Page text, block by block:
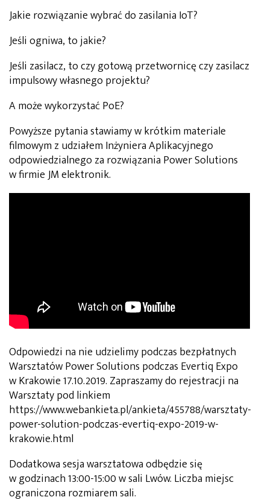
Jakie rozwiązanie wybrać do zasilania IoT?
Jeśli ogniwa, to jakie?
Jeśli zasilacz, to czy gotową przetwornicę czy zasilacz
impulsowy własnego projektu?
A może wykorzystać PoE?
Powyższe pytania stawiamy w krótkim materiale
filmowym z udziałem Inżyniera Aplikacyjnego
odpowiedzialnego za rozwiązania Power Solutions
w firmie JM elektronik.
Odpowiedzi na nie udzielimy podczas bezpłatnych
Warsztatów Power Solutions podczas Evertiq Expo
w Krakowie 17.10.2019. Zapraszamy do rejestracji na
Warsztaty pod linkiem
https://www.webankieta.pl/ankieta/455788/warsztaty-
power-solution-podczas-evertiq-expo-2019-w-
krakowie.html
Dodatkowa sesja warsztatowa odbędzie się
w godzinach 13:00-15:00 w sali Lwów. Liczba miejsc
ograniczona rozmiarem sali.